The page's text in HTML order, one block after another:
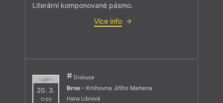
Literární komponované pásmo.
Více info
= 2017 =
20. 3.
17:00
Diskuse
Brno – Knihovna Jiřího Mahena
Hana Librová